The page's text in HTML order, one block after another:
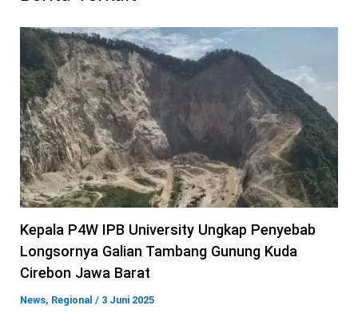
Kepala P4W IPB University Ungkap Penyebab
Longsornya Galian Tambang Gunung Kuda
Cirebon Jawa Barat
News, Regional / 3 Juni 2025